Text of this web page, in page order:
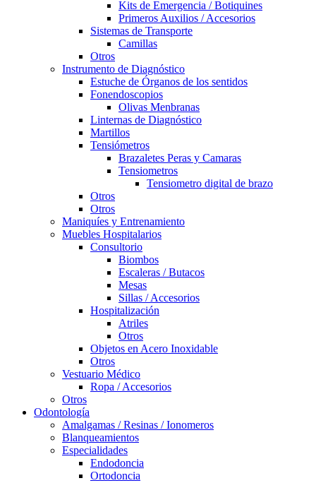
Kits de Emergencia / Botiquines
Primeros Auxilios / Accesorios
Sistemas de Transporte
Camillas
Otros
Instrumento de Diagnóstico
Estuche de Órganos de los sentidos
Fonendoscopios
Olivas Menbranas
Linternas de Diagnóstico
Martillos
Tensiómetros
Brazaletes Peras y Camaras
Tensiometros
Tensiometro digital de brazo
Otros
Otros
Maniquíes y Entrenamiento
Muebles Hospitalarios
Consultorio
Biombos
Escaleras / Butacos
Mesas
Sillas / Accesorios
Hospitalización
Atriles
Otros
Objetos en Acero Inoxidable
Otros
Vestuario Médico
Ropa / Accesorios
Otros
Odontología
Amalgamas / Resinas / Ionomeros
Blanqueamientos
Especialidades
Endodoncia
Ortodoncia